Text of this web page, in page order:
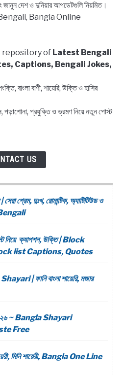
জানুন দেশ ও দুনিয়ার আপডেটগুলি নিয়মিত।
Bangla Online
repository of Latest Bengali
Captions, Bengali Jokes,
বাংলা বাণী, শায়েরি, উক্তি ও হাসির
পড়াশোনা, প্রযুক্তি ও ভ্রমণ নিয়ে নতুন পোস্ট
US
| সেরা প্রেম, দুঃখ, রোমান্টিক, অ্যাটিটিউড ও
নিয়ে ক্যাপশন, উক্তি | Block
list Captions, Quotes
| ফানি বাংলা শায়েরি, মজার
২০২৬ ~ Bangla Shayari
Free
মিনি শায়েরী, Bangla One Line